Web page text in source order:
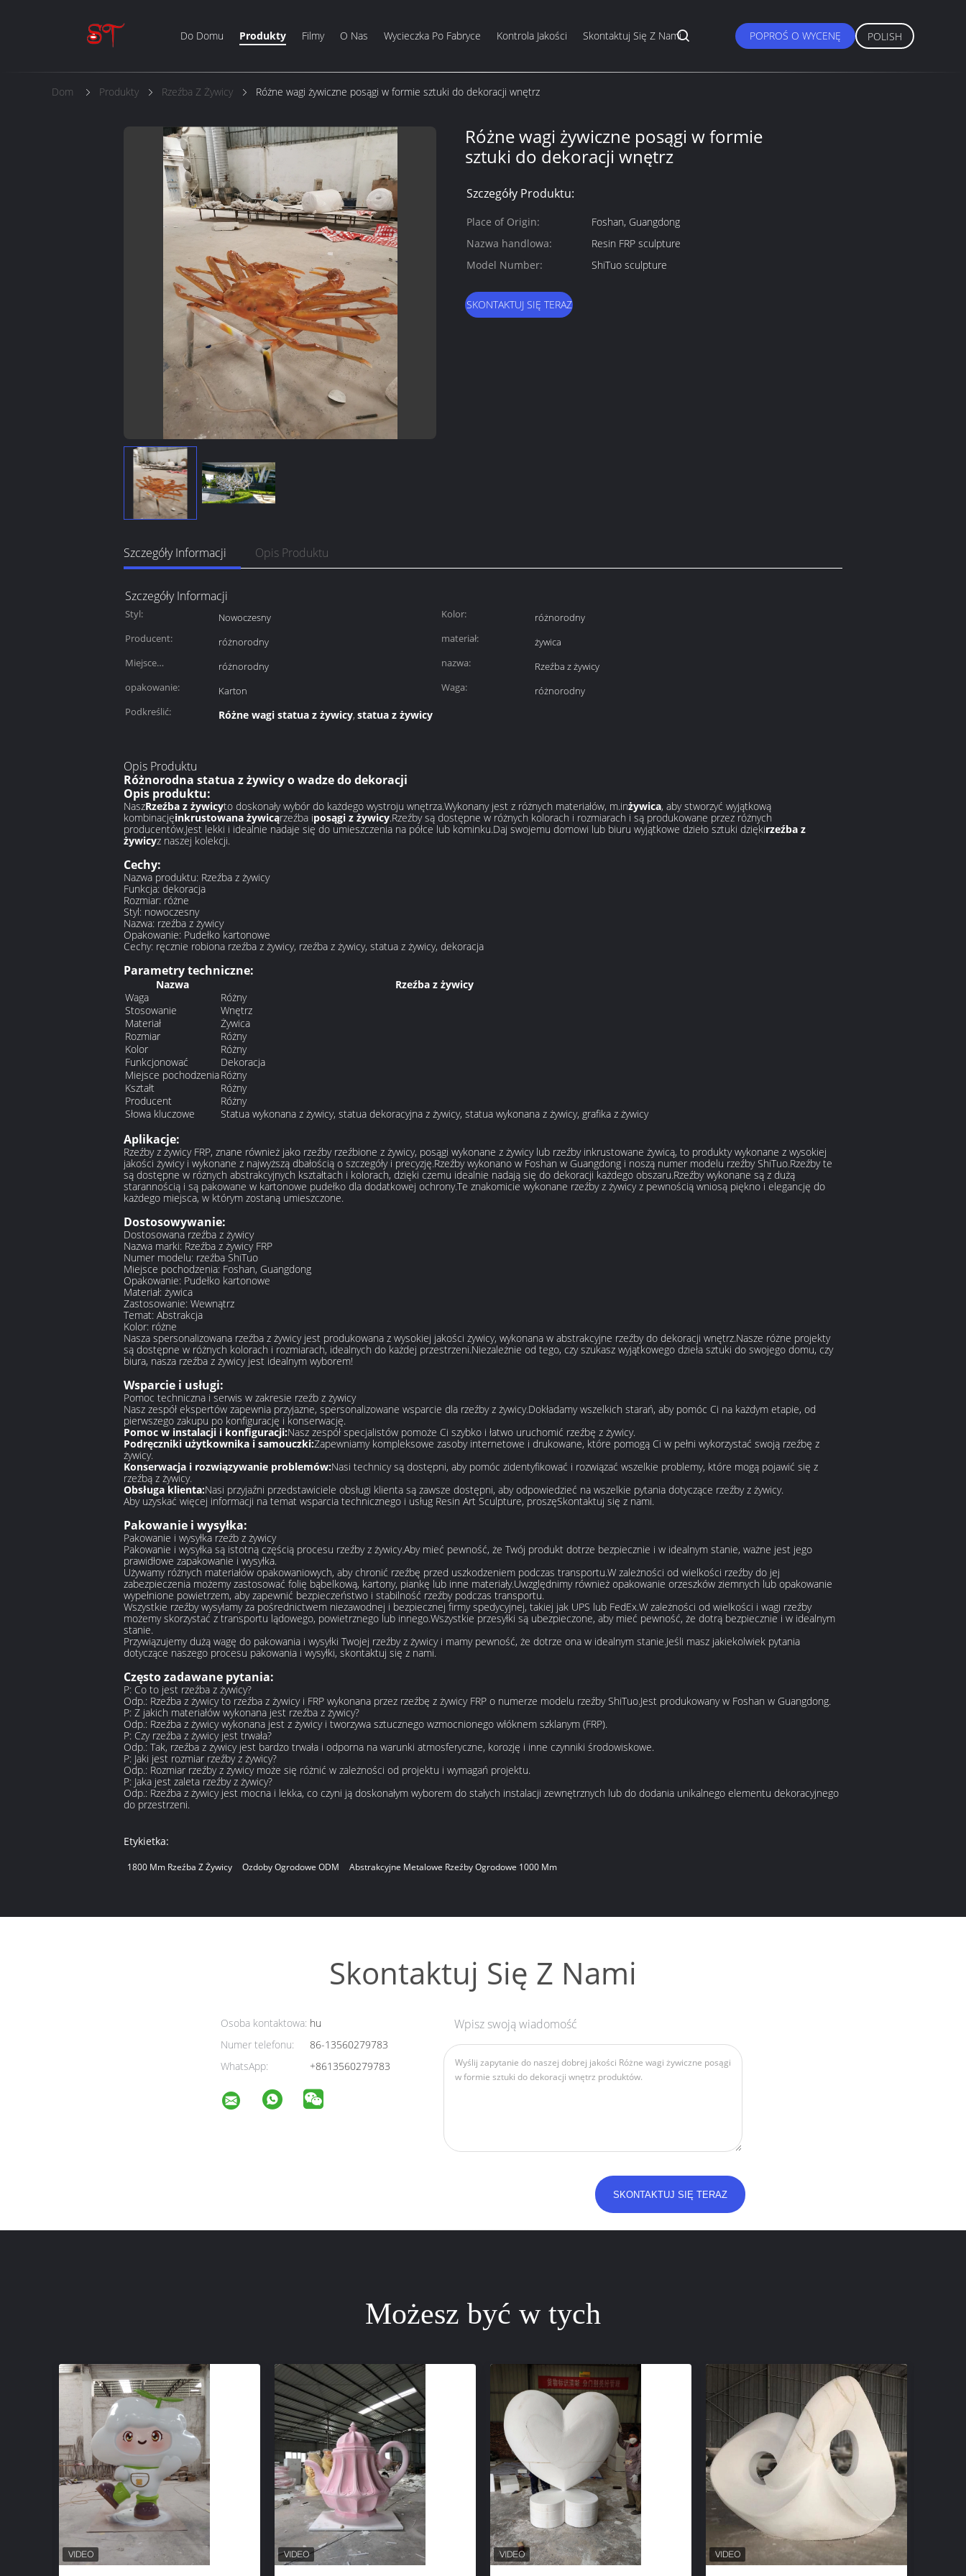
Do Domu Produkty Filmy O Nas Wycieczka Po Fabryce Kontrola Jakości Skontaktuj Się Z Nami POPROŚ O WYCENĘ POLISH
Dom Produkty Rzeźba Z Żywicy Różne wagi żywiczne posągi w formie sztuki do dekoracji wnętrz
Różne wagi żywiczne posągi w formie
sztuki do dekoracji wnętrz
Szczegóły Produktu:
Place of Origin:
Foshan, Guangdong
Nazwa handlowa:
Resin FRP sculpture
Model Number:
ShiTuo sculpture
SKONTAKTUJ SIĘ TERAZ
Szczegóły Informacji Opis Produktu
Szczegóły Informacji
Styl: Nowoczesny Kolor:
różnorodny
Producent:
różnorodny materiał:
żywica
Miejsce
różnorodny nazwa:
Rzeźba z żywicy
opakowanie:
Karton Waga:
różnorodny
Podkreślić:
Różne wagi statua z żywicy, statua z żywicy
Opis Produktu
Różnorodna statua z żywicy o wadze do dekoracji
Opis produktu:
NaszRzeźba z żywicyto doskonały wybór do każdego wystroju wnętrza.Wykonany jest z różnych materiałów, m.inżywica, aby stworzyć wyjątkową
kombinacjęinkrustowana żywicąrzeźba iposągi z żywicy.Rzeźby są dostępne w różnych kolorach i rozmiarach i są produkowane przez różnych
producentów.Jest lekki i idealnie nadaje się do umieszczenia na półce lub kominku.Daj swojemu domowi lub biuru wyjątkowe dzieło sztuki dziękirzeźba z
żywicyz naszej kolekcji.
Cechy:
Nazwa produktu: Rzeźba z żywicy
Funkcja: dekoracja
Rozmiar: różne
Styl: nowoczesny
Nazwa: rzeźba z żywicy
Opakowanie: Pudełko kartonowe
Cechy: ręcznie robiona rzeźba z żywicy, rzeźba z żywicy, statua z żywicy, dekoracja
Parametry techniczne:
Nazwa
Rzeźba z żywicy
Waga
Różny
Stosowanie
Wnętrz
Materiał
Żywica
Rozmiar
Różny
Kolor
Różny
Funkcjonować
Dekoracja
Miejsce pochodzeniaRóżny
Kształt
Różny
Producent
Różny
Słowa kluczowe
Statua wykonana z żywicy, statua dekoracyjna z żywicy, statua wykonana z żywicy, grafika z żywicy
Aplikacje:
Rzeźby z żywicy FRP, znane również jako rzeźby rzeźbione z żywicy, posągi wykonane z żywicy lub rzeźby inkrustowane żywicą, to produkty wykonane z wysokiej
jakości żywicy i wykonane z najwyższą dbałością o szczegóły i precyzję.Rzeźby wykonano w Foshan w Guangdong i noszą numer modelu rzeźby ShiTuo.Rzeźby te
są dostępne w różnych abstrakcyjnych kształtach i kolorach, dzięki czemu idealnie nadają się do dekoracji każdego obszaru.Rzeźby wykonane są z dużą
starannością i są pakowane w kartonowe pudełko dla dodatkowej ochrony.Te znakomicie wykonane rzeźby z żywicy z pewnością wniosą piękno i elegancję do
każdego miejsca, w którym zostaną umieszczone.
Dostosowywanie:
Dostosowana rzeźba z żywicy
Nazwa marki: Rzeźba z żywicy FRP
Numer modelu: rzeźba ShiTuo
Miejsce pochodzenia: Foshan, Guangdong
Opakowanie: Pudełko kartonowe
Materiał: żywica
Zastosowanie: Wewnątrz
Temat: Abstrakcja
Kolor: różne
Nasza spersonalizowana rzeźba z żywicy jest produkowana z wysokiej jakości żywicy, wykonana w abstrakcyjne rzeźby do dekoracji wnętrz.Nasze różne projekty
są dostępne w różnych kolorach i rozmiarach, idealnych do każdej przestrzeni.Niezależnie od tego, czy szukasz wyjątkowego dzieła sztuki do swojego domu, czy
biura, nasza rzeźba z żywicy jest idealnym wyborem!
Wsparcie i usługi:
Pomoc techniczna i serwis w zakresie rzeźb z żywicy
Nasz zespół ekspertów zapewnia przyjazne, spersonalizowane wsparcie dla rzeźby z żywicy.Dokładamy wszelkich starań, aby pomóc Ci na każdym etapie, od
pierwszego zakupu po konfigurację i konserwację.
Pomoc w instalacji i konfiguracji:Nasz zespół specjalistów pomoże Ci szybko i łatwo uruchomić rzeźbę z żywicy.
Podręczniki użytkownika i samouczki:Zapewniamy kompleksowe zasoby internetowe i drukowane, które pomogą Ci w pełni wykorzystać swoją rzeźbę z
żywicy.
Konserwacja i rozwiązywanie problemów:Nasi technicy są dostępni, aby pomóc zidentyfikować i rozwiązać wszelkie problemy, które mogą pojawić się z
rzeźbą z żywicy.
Obsługa klienta:Nasi przyjaźni przedstawiciele obsługi klienta są zawsze dostępni, aby odpowiedzieć na wszelkie pytania dotyczące rzeźby z żywicy.
Aby uzyskać więcej informacji na temat wsparcia technicznego i usług Resin Art Sculpture, proszęSkontaktuj się z nami.
Pakowanie i wysyłka:
Pakowanie i wysyłka rzeźb z żywicy
Pakowanie i wysyłka są istotną częścią procesu rzeźby z żywicy.Aby mieć pewność, że Twój produkt dotrze bezpiecznie i w idealnym stanie, ważne jest jego
prawidłowe zapakowanie i wysyłka.
Używamy różnych materiałów opakowaniowych, aby chronić rzeźbę przed uszkodzeniem podczas transportu.W zależności od wielkości rzeźby do jej
zabezpieczenia możemy zastosować folię bąbelkową, kartony, piankę lub inne materiały.Uwzględnimy również opakowanie orzeszków ziemnych lub opakowanie
wypełnione powietrzem, aby zapewnić bezpieczeństwo i stabilność rzeźby podczas transportu.
Wszystkie rzeźby wysyłamy za pośrednictwem niezawodnej i bezpiecznej firmy spedycyjnej, takiej jak UPS lub FedEx.W zależności od wielkości i wagi rzeźby
możemy skorzystać z transportu lądowego, powietrznego lub innego.Wszystkie przesyłki są ubezpieczone, aby mieć pewność, że dotrą bezpiecznie i w idealnym
stanie.
Przywiązujemy dużą wagę do pakowania i wysyłki Twojej rzeźby z żywicy i mamy pewność, że dotrze ona w idealnym stanie.Jeśli masz jakiekolwiek pytania
dotyczące naszego procesu pakowania i wysyłki, skontaktuj się z nami.
Często zadawane pytania:
P: Co to jest rzeźba z żywicy?
Odp.: Rzeźba z żywicy to rzeźba z żywicy i FRP wykonana przez rzeźbę z żywicy FRP o numerze modelu rzeźby ShiTuo.Jest produkowany w Foshan w Guangdong.
P: Z jakich materiałów wykonana jest rzeźba z żywicy?
Odp.: Rzeźba z żywicy wykonana jest z żywicy i tworzywa sztucznego wzmocnionego włóknem szklanym (FRP).
P: Czy rzeźba z żywicy jest trwała?
Odp.: Tak, rzeźba z żywicy jest bardzo trwała i odporna na warunki atmosferyczne, korozję i inne czynniki środowiskowe.
P: Jaki jest rozmiar rzeźby z żywicy?
Odp.: Rozmiar rzeźby z żywicy może się różnić w zależności od projektu i wymagań projektu.
P: Jaka jest zaleta rzeźby z żywicy?
Odp.: Rzeźba z żywicy jest mocna i lekka, co czyni ją doskonałym wyborem do stałych instalacji zewnętrznych lub do dodania unikalnego elementu dekoracyjnego
do przestrzeni.
Etykietka:
1800 Mm Rzeźba Z Żywicy Ozdoby Ogrodowe ODM Abstrakcyjne Metalowe Rzeźby Ogrodowe 1000 Mm
Skontaktuj Się Z Nami
Osoba kontaktowa: hu
Numer telefonu:
86-13560279783
WhatsApp:
+8613560279783
Wpisz swoją wiadomość
Możesz być w tych